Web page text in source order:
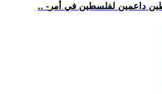
داعمين لفلسطين في أمر